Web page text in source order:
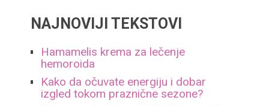
NAJNOVIJI TEKSTOVI
Hamamelis krema za lečenje
hemoroida
Kako da očuvate energiju i dobar
izgled tokom praznične sezone?